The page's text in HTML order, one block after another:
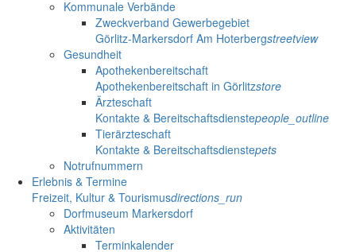
Kommunale Verbände
Zweckverband Gewerbegebiet
Görlitz-Markersdorf Am Hoterbergstreetview
Gesundheit
Apothekenbereitschaft
Apothekenbereitschaft in Görlitzstore
Ärzteschaft
Kontakte & Bereitschaftsdienstepeople_outline
Tierärzteschaft
Kontakte & Bereitschaftsdienstepets
Notrufnummern
Erlebnis & Termine
Freizeit, Kultur & Tourismusdirections_run
Dorfmuseum Markersdorf
Aktivitäten
Terminkalender